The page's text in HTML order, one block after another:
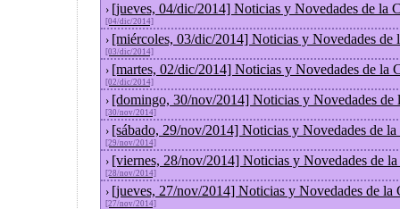
› [jueves, 04/dic/2014] Noticias y Novedades de la
[04/dic/2014]
› [miércoles, 03/dic/2014] Noticias y Novedades de
[03/dic/2014]
› [martes, 02/dic/2014] Noticias y Novedades de la
[02/dic/2014]
› [domingo, 30/nov/2014] Noticias y Novedades de
[30/nov/2014]
› [sábado, 29/nov/2014] Noticias y Novedades de
[29/nov/2014]
› [viernes, 28/nov/2014] Noticias y Novedades de
[28/nov/2014]
› [jueves, 27/nov/2014] Noticias y Novedades de la
[27/nov/2014]